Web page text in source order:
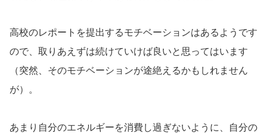
高校のレポートを提出するモチベーションはあるようです
ので、取りあえずは続けていけば良いと思ってはいます
（突然、そのモチベーションが途絶えるかもしれません
が）。
あまり自分のエネルギーを消費し過ぎないように、自分の